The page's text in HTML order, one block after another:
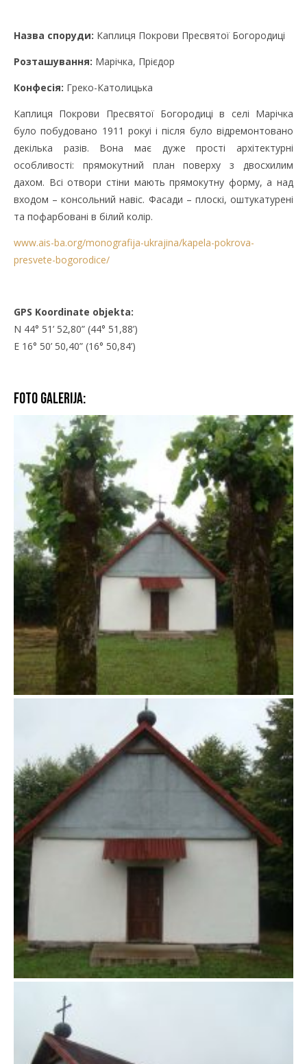
Назва споруди: Каплиця Покрови Пресвятої Богородиці
Розташування: Марічка, Прієдор
Конфесія: Греко-Католицька
Каплиця Покрови Пресвятої Богородиці в селі Марічка
було побудовано 1911 рокуі і після було відремонтовано
декілька разів. Вона має дуже прості архітектурні
особливості: прямокутний план поверху з двосхилим
дахом. Всі отвори стіни мають прямокутну форму, а над
входом – консольний навіс. Фасади – плоскі, оштукатурені
та пофарбовані в білий колір.
www.ais-ba.org/monografija-ukrajina/kapela-pokrova-
presvete-bogorodice/
GPS Koordinate objekta:
N 44° 51’ 52,80” (44° 51,88’)
E 16° 50’ 50,40” (16° 50,84’)
Foto galerija: